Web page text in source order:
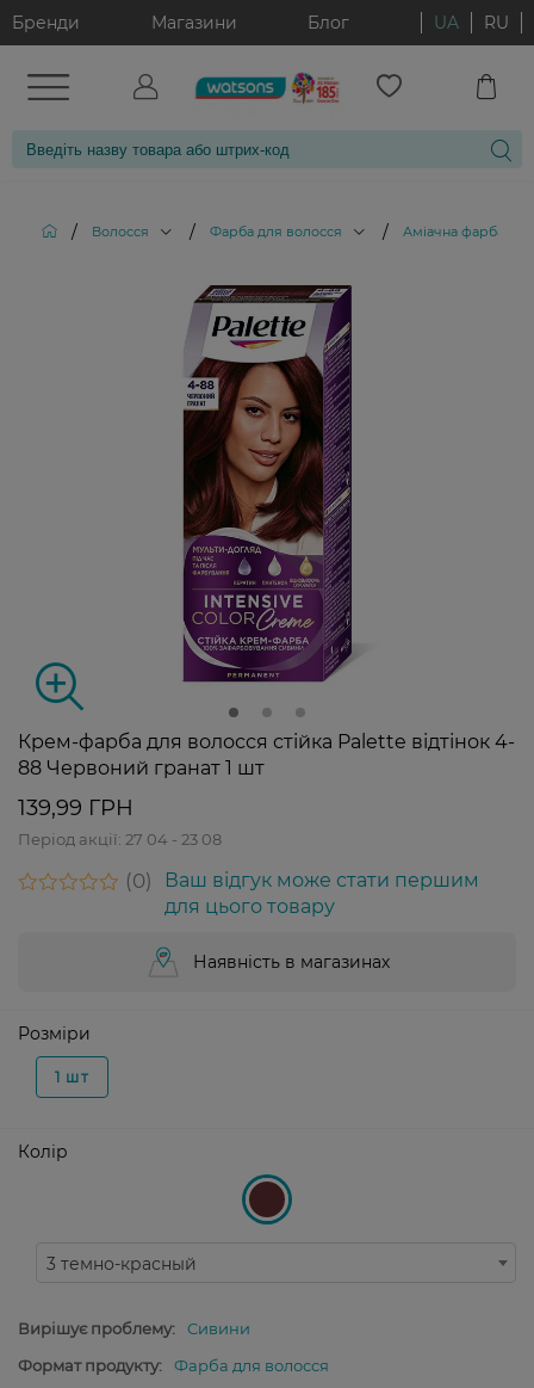
Бренди Магазини Блог UA RU
/ Волосся / Фарба для волосся / Аміачна фарба
Крем-фарба для волосся стійка Palette відтінок 4-
88 Червоний гранат 1 шт
139,99 ГРН
Період акції: 27 04 - 23 08
0
Ваш відгук може стати першим
для цього товару
Наявність в магазинах
Розміри
1 шт
Колір
3 темно-красный
Вирішує проблему:
Сивини
Формат продукту:
Фарба для волосся